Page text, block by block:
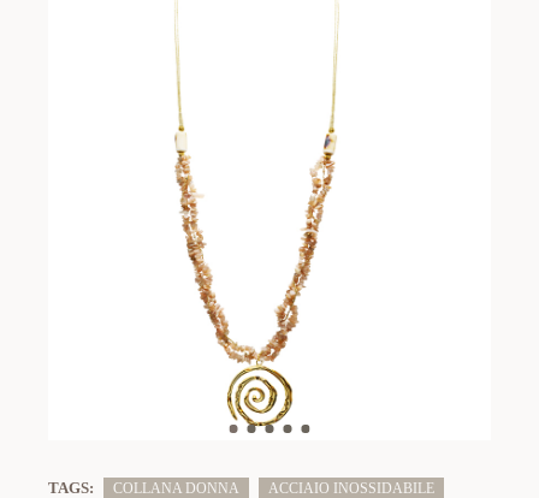
TAGS: COLLANA DONNA
ACCIAIO INOSSIDABILE